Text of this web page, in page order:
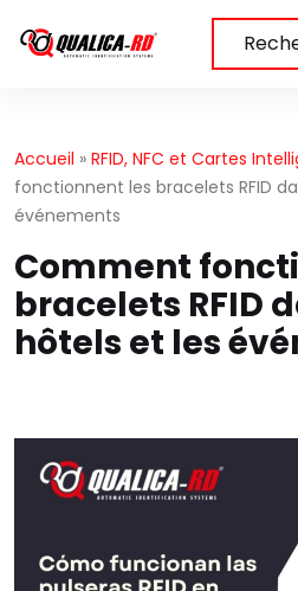
au
Accueil » RFID, NFC et Cartes
fonctionnent les bracelets RFID
événements
Comment
bracelets RFID
hôtels et les